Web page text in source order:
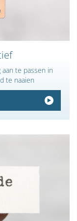
aan te passen in
te naaien